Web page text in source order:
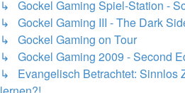
↳ Gockel Gaming Spiel-Station -
↳ Gockel Gaming III - The Dark
↳ Gockel Gaming on Tour
↳ Gockel Gaming 2009 - Second
↳ Evangelisch Betrachtet: Sinnlos